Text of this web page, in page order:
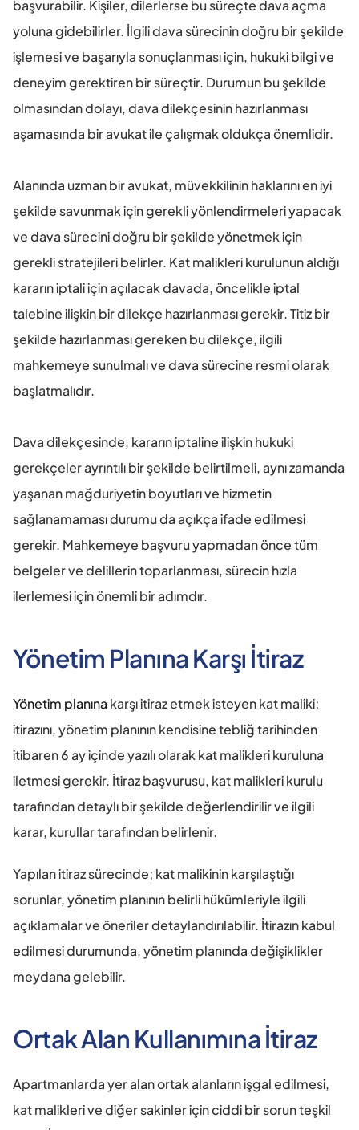
başvurabilir. Kişiler, dilerlerse bu süreçte dava açma
yoluna gidebilirler. İlgili dava sürecinin doğru bir şekilde
işlemesi ve başarıyla sonuçlanması için, hukuki bilgi ve
deneyim gerektiren bir süreçtir. Durumun bu şekilde
olmasından dolayı, dava dilekçesinin hazırlanması
aşamasında bir avukat ile çalışmak oldukça önemlidir.
Alanında uzman bir avukat, müvekkilinin haklarını en iyi
şekilde savunmak için gerekli yönlendirmeleri yapacak
ve dava sürecini doğru bir şekilde yönetmek için
gerekli stratejileri belirler. Kat malikleri kurulunun aldığı
kararın iptali için açılacak davada, öncelikle iptal
talebine ilişkin bir dilekçe hazırlanması gerekir. Titiz bir
şekilde hazırlanması gereken bu dilekçe, ilgili
mahkemeye sunulmalı ve dava sürecine resmi olarak
başlatmalıdır.
Dava dilekçesinde, kararın iptaline ilişkin hukuki
gerekçeler ayrıntılı bir şekilde belirtilmeli, aynı zamanda
yaşanan mağduriyetin boyutları ve hizmetin
sağlanamaması durumu da açıkça ifade edilmesi
gerekir. Mahkemeye başvuru yapmadan önce tüm
belgeler ve delillerin toparlanması, sürecin hızla
ilerlemesi için önemli bir adımdır.
Yönetim Planına Karşı İtiraz
Yönetim planına karşı itiraz etmek isteyen kat maliki;
itirazını, yönetim planının kendisine tebliğ tarihinden
itibaren 6 ay içinde yazılı olarak kat malikleri kuruluna
iletmesi gerekir. İtiraz başvurusu, kat malikleri kurulu
tarafından detaylı bir şekilde değerlendirilir ve ilgili
karar, kurullar tarafından belirlenir.
Yapılan itiraz sürecinde; kat malikinin karşılaştığı
sorunlar, yönetim planının belirli hükümleriyle ilgili
açıklamalar ve öneriler detaylandırılabilir. İtirazın kabul
edilmesi durumunda, yönetim planında değişiklikler
meydana gelebilir.
Ortak Alan Kullanımına İtiraz
Apartmanlarda yer alan ortak alanların işgal edilmesi,
kat malikleri ve diğer sakinler için ciddi bir sorun teşkil